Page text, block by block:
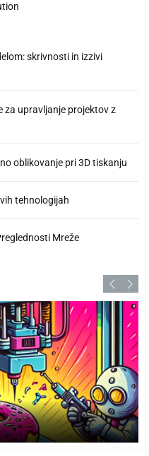
skrivnosti in izzivi
za upravljanje projektov z
oblikovanje pri 3D tiskanju
tehnologijah
Mreže